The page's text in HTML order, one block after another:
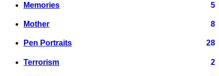
Memories 5
Mother 8
Pen Portraits 28
Terrorism 2